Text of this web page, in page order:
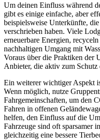
Um deinen Einfluss während
gibt es einige einfache, aber
beispielsweise Unterkünfte,
verschrieben haben. Viele
erneuerbare Energien,
nachhaltigen Umgang mit
Voraus über die Praktiken der
Anbieter, die aktiv zum Schutz
Ein weiterer wichtiger Aspekt
Wenn möglich, nutze
Fahrgemeinschaften, um den
Fahren in offenen
helfen, den Einfluss auf die
Fahrzeuge sind oft sparsamer
gleichzeitig eine bessere